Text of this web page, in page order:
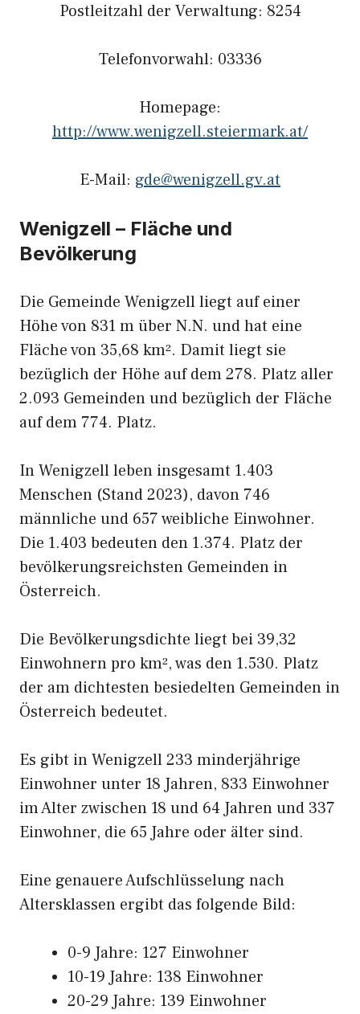
Postleitzahl der Verwaltung: 8254
Telefonvorwahl: 03336
Homepage:
http://www.wenigzell.steiermark.at/
E-Mail: gde@wenigzell.gv.at
Wenigzell – Fläche und
Bevölkerung
Die Gemeinde Wenigzell liegt auf einer
Höhe von 831 m über N.N. und hat eine
Fläche von 35,68 km². Damit liegt sie
bezüglich der Höhe auf dem 278. Platz aller
2.093 Gemeinden und bezüglich der Fläche
auf dem 774. Platz.
In Wenigzell leben insgesamt 1.403
Menschen (Stand 2023), davon 746
männliche und 657 weibliche Einwohner.
Die 1.403 bedeuten den 1.374. Platz der
bevölkerungsreichsten Gemeinden in
Österreich.
Die Bevölkerungsdichte liegt bei 39,32
Einwohnern pro km², was den 1.530. Platz
der am dichtesten besiedelten Gemeinden in
Österreich bedeutet.
Es gibt in Wenigzell 233 minderjährige
Einwohner unter 18 Jahren, 833 Einwohner
im Alter zwischen 18 und 64 Jahren und 337
Einwohner, die 65 Jahre oder älter sind.
Eine genauere Aufschlüsselung nach
Altersklassen ergibt das folgende Bild:
0-9 Jahre: 127 Einwohner
10-19 Jahre: 138 Einwohner
20-29 Jahre: 139 Einwohner